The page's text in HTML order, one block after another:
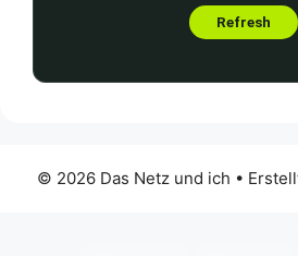
© 2026 Das Netz und ich •